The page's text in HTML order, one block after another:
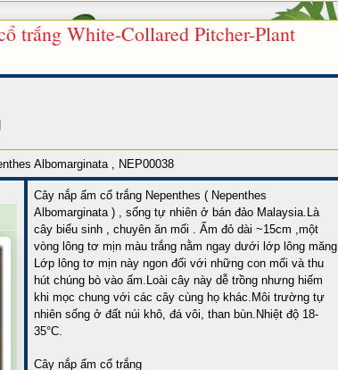
trắng White-Collared Pitcher-Plant
Albomarginata , NEP00038
Cây nắp ấm cổ trắng Nepenthes ( Nepenthes
Albomarginata ) , sống tự nhiên ở bán đảo Malaysia.Là
cây biểu sinh , chuyên ăn mối . Ấm đỏ dài ~15cm ,một
vòng lông tơ mịn màu trắng nằm ngay dưới lớp lông măng.
Lớp lông tơ mịn này ngon đối với những con mối và thu
hút chúng bò vào ấm.Loài cây này dễ trồng nhưng hiếm
khi mọc chung với các cây cùng họ khác.Môi trường tự
nhiên sống ở đất núi khô, đá vôi, than bùn.Nhiệt độ 18-
35°C.
Cây nắp ấm cổ trắng